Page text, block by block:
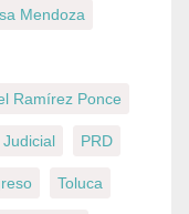
Mendoza
Ramírez Ponce
Judicial PRD
Toluca